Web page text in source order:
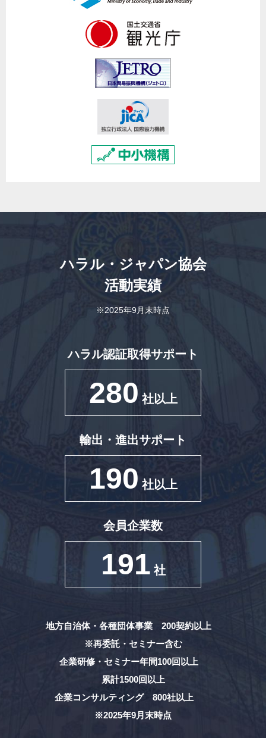
ハラル・ジャパン協会
活動実績
※2025年9月末時点
ハラル認証取得サポート
280 社以上
輸出・進出サポート
190 社以上
会員企業数
191 社
地方自治体・各種団体事業 200契約以上
※再委託・セミナー含む
企業研修・セミナー年間100回以上
累計1500回以上
企業コンサルティング 800社以上
※2025年9月末時点